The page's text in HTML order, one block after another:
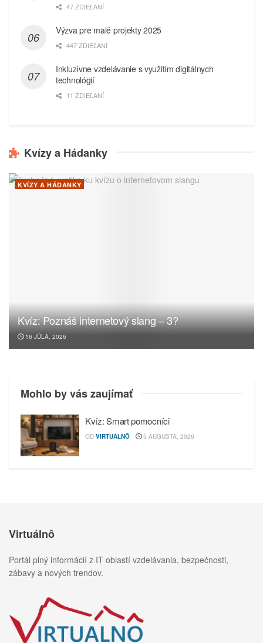
47 ZDIEĽANÍ
Výzva pre malé projekty 2025
447 ZDIEĽANÍ
Inkluzívne vzdelávanie s využitím digitálnych
technológií
11 ZDIEĽANÍ
Kvízy a Hádanky
KVÍZY A HÁDANKY
Kvíz: Poznáš internetový slang – 3?
16 JÚLA, 2026
Mohlo by vás zaujímať
Kvíz: Smart pomocníci
OD VIRTUÁLNÔ 5 AUGUSTA, 2026
Virtuálnô
Portál plný informácií z IT oblastí vzdelávania, bezpečnosti,
zábavy a nových trendov.